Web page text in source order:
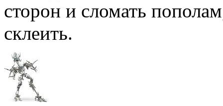
сторон и сломать
склеить.